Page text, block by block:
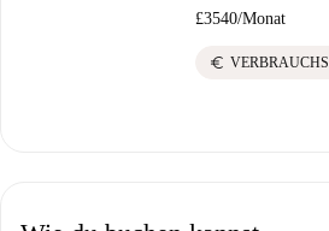
£3540/Monat
euro